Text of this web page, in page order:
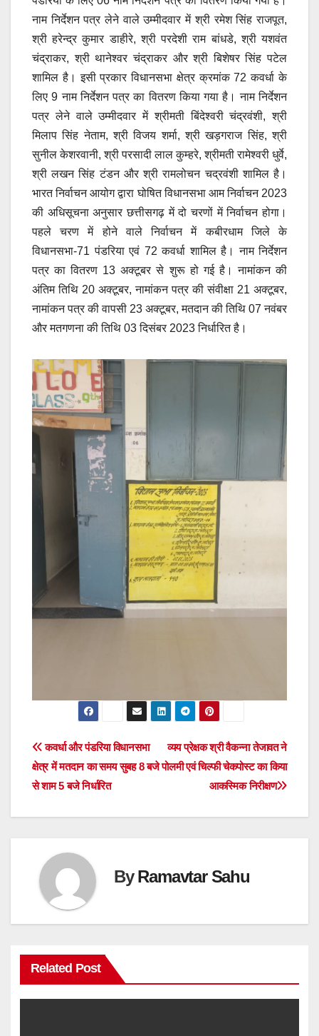
नाम निर्देशन पत्र लेने वाले उम्मीदवार में श्री रमेश सिंह राजपूत,
श्री हरेन्द्र कुमार डाहीरे, श्री परदेशी राम बांधडे, श्री यशवंत
चंद्राकर, श्री थानेश्वर चंद्राकर और श्री बिशेषर सिंह पटेल
शामिल है। इसी प्रकार विधानसभा क्षेत्र क्रमांक 72 कवर्धा के
लिए 9 नाम निर्देशन पत्र का वितरण किया गया है। नाम निर्देशन
पत्र लेने वाले उम्मीदवार में श्रीमती बिंदेश्वरी चंद्रवंशी, श्री
मिलाप सिंह नेताम, श्री विजय शर्मा, श्री खड़गराज सिंह, श्री
सुनील केशरवानी, श्री परसादी लाल कुम्हरे, श्रीमती रामेश्वरी धुर्वे,
श्री लखन सिंह टंडन और श्री रामलोचन चद्रवंशी शामिल है।
भारत निर्वाचन आयोग द्वारा घोषित विधानसभा आम निर्वाचन 2023
की अधिसूचना अनुसार छत्तीसगढ़ में दो चरणों में निर्वाचन होगा।
पहले चरण में होने वाले निर्वाचन में कबीरधाम जिले के
विधानसभा-71 पंडरिया एवं 72 कवर्धा शामिल है। नाम निर्देशन
पत्र का वितरण 13 अक्टूबर से शुरू हो गई है। नामांकन की
अंतिम तिथि 20 अक्टूबर, नामांकन पत्र की संवीक्षा 21 अक्टूबर,
नामांकन पत्र की वापसी 23 अक्टूबर, मतदान की तिथि 07 नवंबर
और मतगणना की तिथि 03 दिसंबर 2023 निर्धारित है।
Post
navigation
व्यय प्रेक्षक श्री वैकन्ना तेजावत ने
पोलमी एवं चिल्फी चेकपोस्ट का किया
आकस्मिक निरीक्षण
कवर्धा और पंडरिया विधानसभा
क्षेत्र में मतदान का समय सुबह 8 बजे
से शाम 5 बजे निर्धारित
ByRamavtar Sahu
Related Post